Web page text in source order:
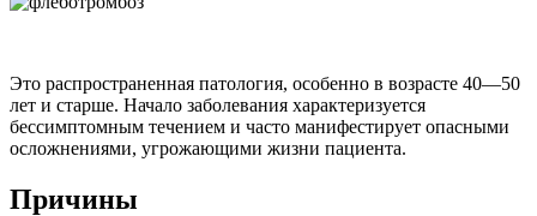
Это распространенная патология, особенно в возрасте 40—50
лет и старше. Начало заболевания характеризуется
бессимптомным течением и часто манифестирует опасными
осложнениями, угрожающими жизни пациента.
Причины